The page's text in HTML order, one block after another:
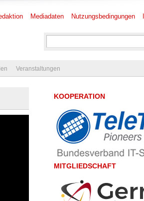
Mediadaten Nutzungsbedingungen
Veranstaltungen
KOOPERATION
MITGLIEDSCHAFT